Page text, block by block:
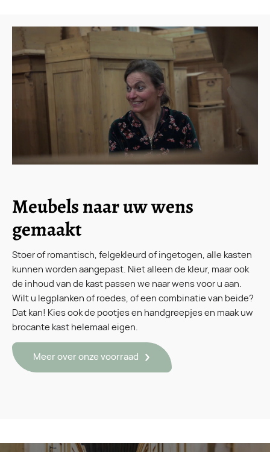
Meubels naar uw wens
gemaakt
Stoer of romantisch, felgekleurd of ingetogen, alle kasten
kunnen worden aangepast. Niet alleen de kleur, maar ook
de inhoud van de kast passen we naar wens voor u aan.
Wilt u legplanken of roedes, of een combinatie van beide?
Dat kan! Kies ook de pootjes en handgreepjes en maak uw
brocante kast helemaal eigen.
Meer over onze voorraad